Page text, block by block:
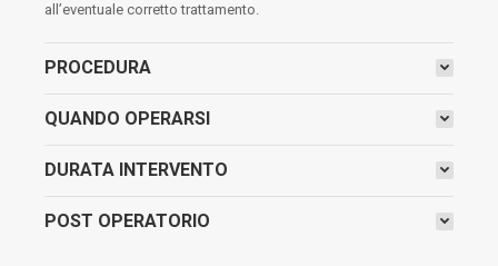
all’eventuale corretto trattamento.
PROCEDURA
QUANDO OPERARSI
DURATA INTERVENTO
POST OPERATORIO